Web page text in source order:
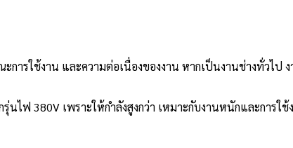
ารใช้งาน และความต่อเนื่องของงาน หากเป็นงานช่างทั่วไป
ไฟ 380V เพราะให้กำลังสูงกว่า เหมาะกับงานหนักและการใ